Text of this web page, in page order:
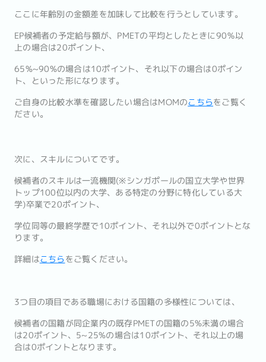
ここに年齢別の金額差を加味して比較を行うとしています。
EP候補者の予定給与額が、PMETの平均としたときに90％以
上の場合は20ポイント、
65%~90%の場合は10ポイント、それ以下の場合は0ポイン
ト、といった形になります。
ご自身の比較水準を確認したい場合はMOMのこちらをご覧く
ださい。
次に、スキルについてです。
候補者のスキルは一流機関(※シンガポールの国立大学や世界
トップ100位以内の大学、ある特定の分野に特化している大
学)卒業で20ポイント、
学位同等の最終学歴で10ポイント、それ以外で0ポイントとな
ります。
詳細はこちら をご覧ください。
3つ目の項目である職場における国籍の多様性については、
候補者の国籍が同企業内の既存PMETの国籍の5%未満の場合
は20ポイント、5~25%の場合は10ポイント、それ以上の場
合は0ポイントとなります。